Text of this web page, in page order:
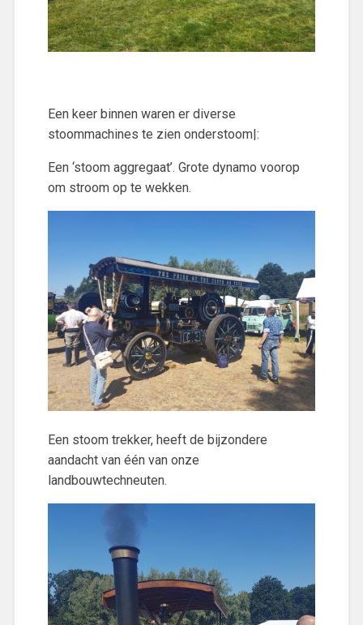
Een keer binnen waren er diverse
stoommachines te zien onderstoom|:
Een ‘stoom aggregaat’. Grote dynamo voorop
om stroom op te wekken.
Een stoom trekker, heeft de bijzondere
aandacht van één van onze
landbouwtechneuten.